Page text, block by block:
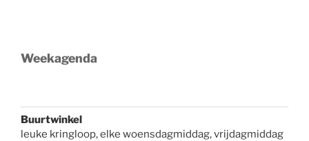
Weekagenda
Buurtwinkel
leuke kringloop, elke woensdagmiddag, vrijdagmiddag